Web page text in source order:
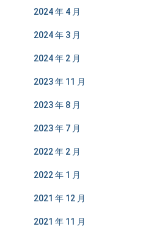
2024 年 4 月
2024 年 3 月
2024 年 2 月
2023 年 11 月
2023 年 8 月
2023 年 7 月
2022 年 2 月
2022 年 1 月
2021 年 12 月
2021 年 11 月